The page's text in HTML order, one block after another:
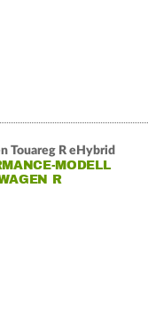
Touareg R eHybrid
MODELL
R